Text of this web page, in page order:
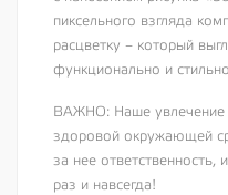
пиксельного взгляда
расцветку – который
функционально и
ВАЖНО: Наше увлечение
здоровой окружающей
за нее ответственность,
раз и навсегда!